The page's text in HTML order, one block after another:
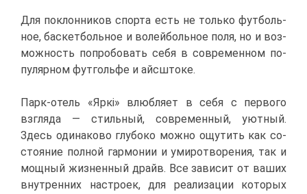
Для по­клон­ни­ков спор­та есть не толь­ко фут­боль­
ное, бас­кет­боль­ное и во­лей­боль­ное по­ля, но и воз­
мож­ность по­про­бо­вать се­бя в со­вре­мен­ном по­
пу­ляр­ном фут­голь­фе и айс­што­ке.
Парк-отель «Яркі» влюб­ля­ет в се­бя с пер­во­го
взгля­да — стиль­ный, со­вре­мен­ный, уют­ный.
Здесь оди­на­ко­во глу­бо­ко мож­но ощу­тить как со­
сто­я­ние пол­ной гар­мо­нии и уми­ро­тво­ре­ния, так и
мощ­ный жиз­нен­ный драйв. Все за­ви­сит от ва­ших
внут­рен­них на­стро­ек, для ре­а­ли­за­ции ко­то­рых